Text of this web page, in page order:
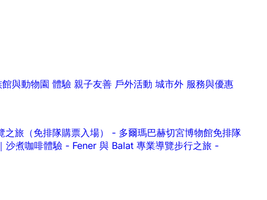
與動物園 體驗 親子友善 戶外活動 城市外 服務與優惠
旅（免排隊購票入場） - 多爾瑪巴赫切宮博物館免排隊
沙煮咖啡體驗 - Fener 與 Balat 專業導覽步行之旅 -